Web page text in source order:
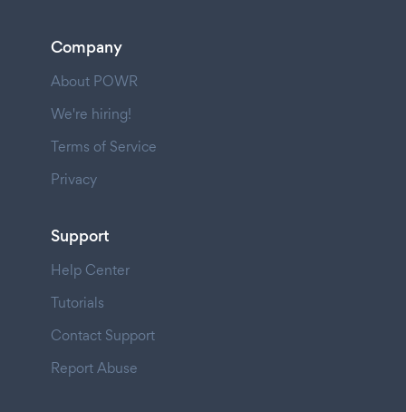
Company
About POWR
We're hiring!
Terms of Service
Privacy
Support
Help Center
Tutorials
Contact Support
Report Abuse